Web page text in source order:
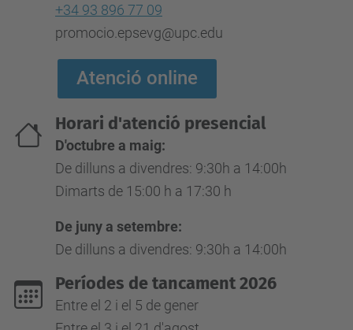
+34 93 896 77 09
promocio.epsevg@upc.edu
Atenció online
Horari d'atenció presencial
D'octubre a maig:
De dilluns a divendres: 9:30h a 14:00h
Dimarts de 15:00 h a 17:30 h
De juny a setembre:
De dilluns a divendres: 9:30h a 14:00h
Períodes de tancament 2026
Entre el 2 i el 5 de gener